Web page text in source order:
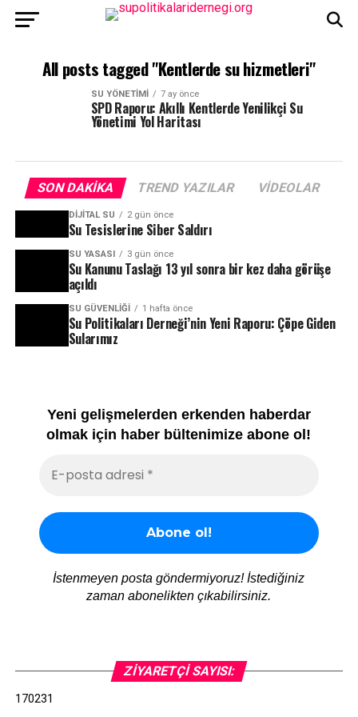
All posts tagged "Kentlerde su hizmetleri"
SU YÖNETIMI 7 ay önce
SPD Raporu: Akıllı Kentlerde Yenilikçi Su
Yönetimi Yol Haritası
SON DAKIKA TREND YAZILAR VIDEOLAR
DIJITAL SU 2 gün önce
Su Tesislerine Siber Saldırı
SU YASASI 3 gün önce
Su Kanunu Taslağı 13 yıl sonra bir kez daha görüşe
açıldı
SU GÜVENLIĞI 1 hafta önce
Su Politikaları Derneği’nin Yeni Raporu: Çöpe Giden
Sularımız
Yeni gelişmelerden erkenden haberdar
olmak için haber bültenimize abone ol!
İstenmeyen posta göndermiyoruz! İstediğiniz
zaman abonelikten çıkabilirsiniz.
ZIYARETÇI SAYISI:
170231